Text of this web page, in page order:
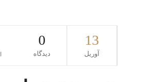
13
آوریل
0
دیدگاه